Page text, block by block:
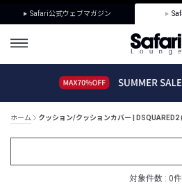
Safari公式ウェブマガジン
ホーム クッション/クッションカバー | DSQUARED2
対象件数 : 0件